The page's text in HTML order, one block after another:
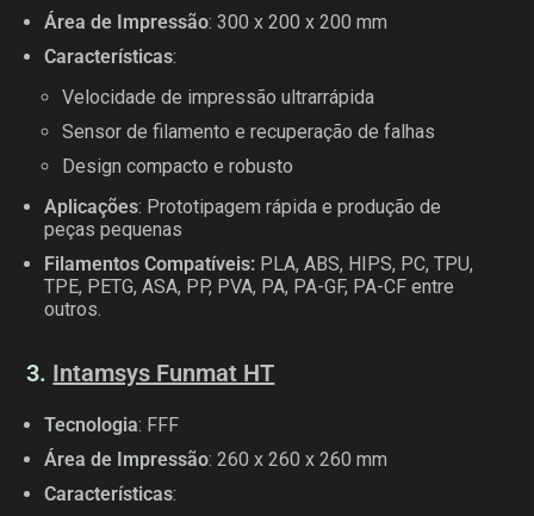
Área de Impressão: 300 x 200 x 200 mm
Características:
Velocidade de impressão ultrarrápida
Sensor de filamento e recuperação de falhas
Design compacto e robusto
Aplicações: Prototipagem rápida e produção de
peças pequenas
Filamentos Compatíveis: PLA, ABS, HIPS, PC, TPU,
TPE, PETG, ASA, PP, PVA, PA, PA-GF, PA-CF entre
outros.
3. Intamsys Funmat HT
Tecnologia: FFF
Área de Impressão: 260 x 260 x 260 mm
Características: